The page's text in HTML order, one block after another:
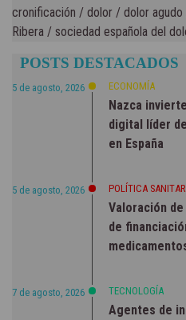
cronificación / dolor / dolor agudo
Ribera / sociedad española del
POSTS DESTACADOS
5 de agosto, 2026 ECONOMÍA
Nazca
digital líder
en España
5 de agosto, 2026 POLÍTICA
Valoración de
de
7 de agosto, 2026 TECNOLOGÍA
Agentes de